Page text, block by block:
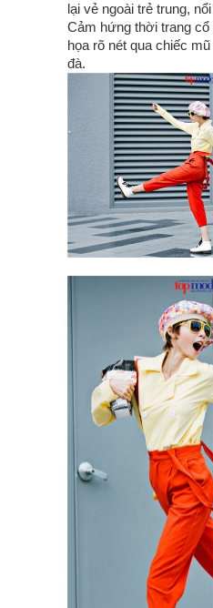
lại vẻ ngoài trẻ trung,
Cảm hứng thời trang
họa rõ nét qua chiếc
đà.